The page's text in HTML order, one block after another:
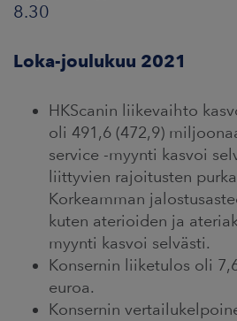
UUTISHUONE
8.30
Loka-joulukuu 2021
HKScanin liikevaihto
oli 491,6 (472,9)
service -myynti kasvoi
liittyvien rajoitusten
Korkeamman
kuten aterioiden ja
myynti kasvoi selvästi.
Konsernin liiketulos oli
euroa.
Konsernin